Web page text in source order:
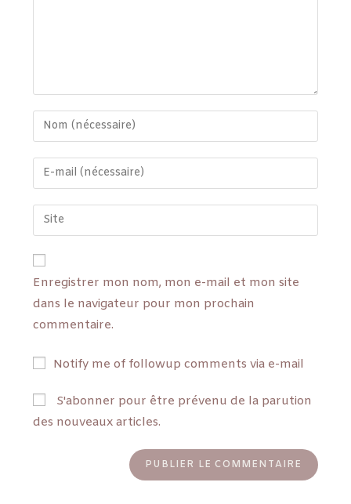
Enregistrer mon nom, mon e-mail et mon site
dans le navigateur pour mon prochain
commentaire.
Notify me of followup comments via e-mail
S'abonner pour être prévenu de la parution
des nouveaux articles.